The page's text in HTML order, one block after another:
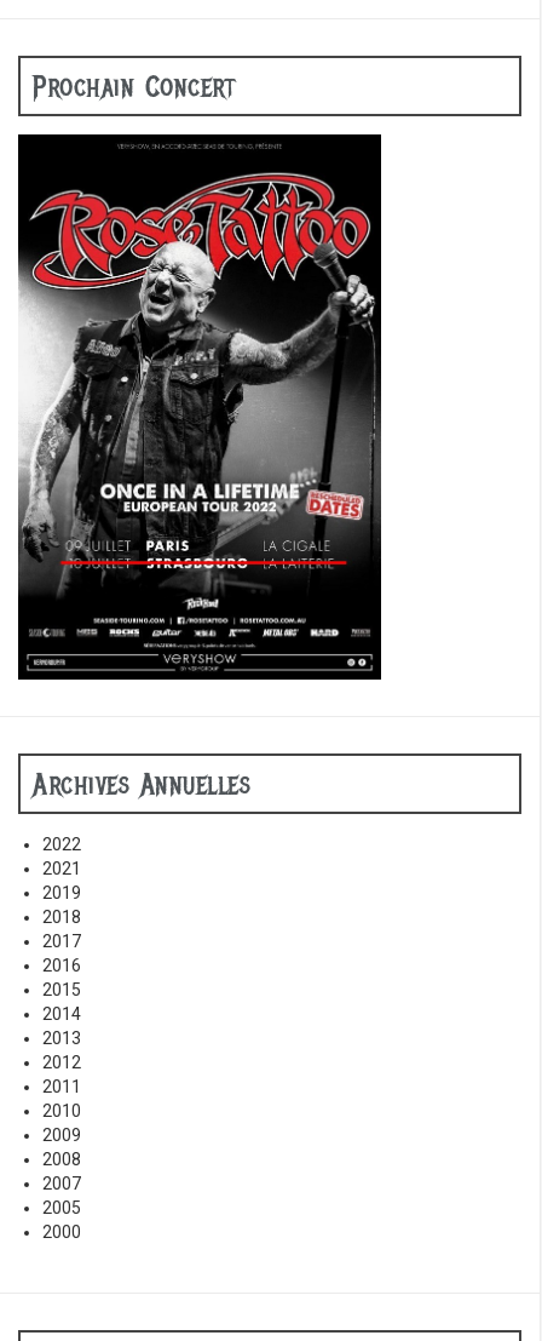
Prochain Concert
Archives Annuelles
2022
2021
2019
2018
2017
2016
2015
2014
2013
2012
2011
2010
2009
2008
2007
2005
2000